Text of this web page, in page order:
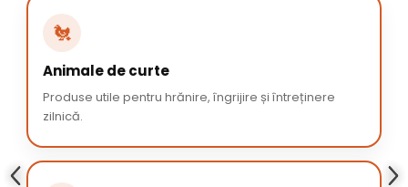
🐔
Animale de curte
Produse utile pentru hrănire, îngrijire și întreținere
zilnică.